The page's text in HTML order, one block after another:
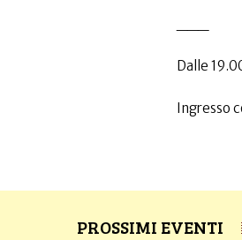
Dalle
Ingresso
PROSSIMI EVENTI